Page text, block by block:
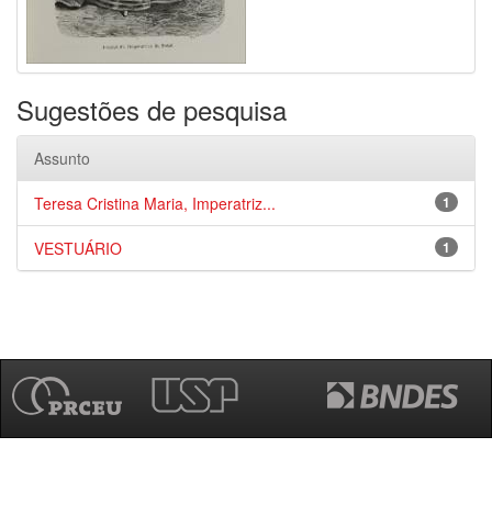
Sugestões de pesquisa
Assunto
1
Teresa Cristina Maria, Imperatriz...
1
VESTUÁRIO